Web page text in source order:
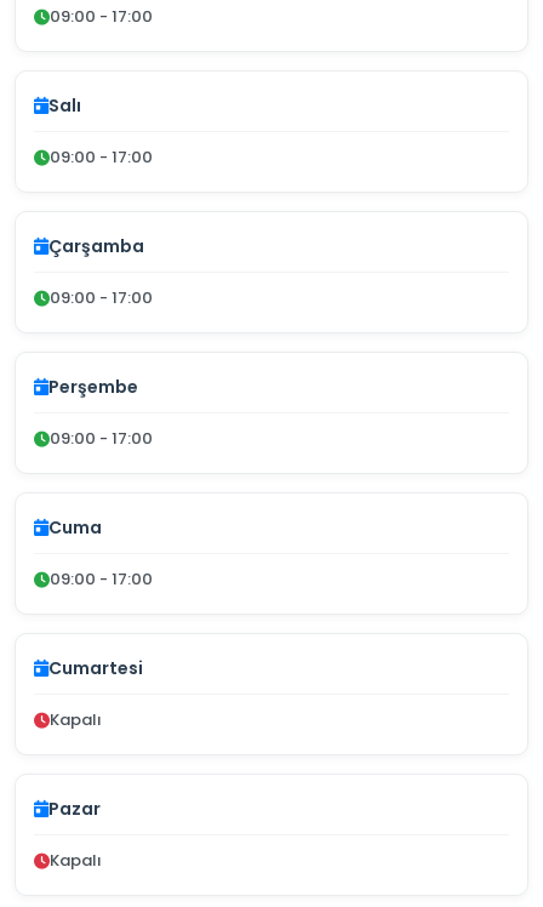
09:00 - 17:00
Salı
09:00 - 17:00
Çarşamba
09:00 - 17:00
Perşembe
09:00 - 17:00
Cuma
09:00 - 17:00
Cumartesi
Kapalı
Pazar
Kapalı